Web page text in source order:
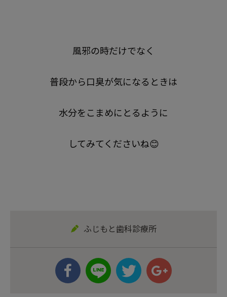
風邪の時だけでなく
普段から口臭が気になるときは
水分をこまめにとるように
してみてくださいね😊
ふじもと歯科診療所